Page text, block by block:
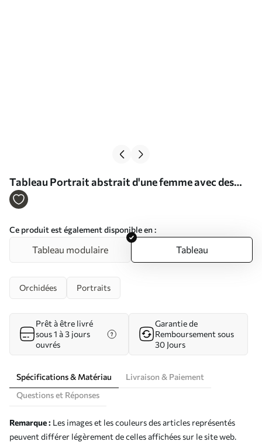
Tableau Portrait abstrait d'une femme avec des
Ce produit est également disponible en :
Tableau modulaire Tableau
Orchidées Portraits
Prêt à être livré
sous 1 à 3 jours
ouvrés
Garantie de
Remboursement sous
30 Jours
Spécifications & Matériau
Livraison & Paiement
Questions et Réponses
Remarque : Les images et les couleurs des articles représentés
peuvent différer légèrement de celles affichées sur le site web.